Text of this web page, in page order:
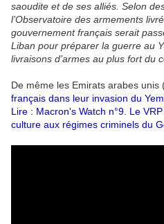
saoudite et de ses alliés. Selon
l’Observatoire des armements
gouvernement français serait
Liban pour préparer la guerre au
livraisons d’armes au plus fort du
De même les Emirats arabes unis
français dans leur invasion du
Lire : Macron's Watch n°9. Le
culture aux régimes criminels du